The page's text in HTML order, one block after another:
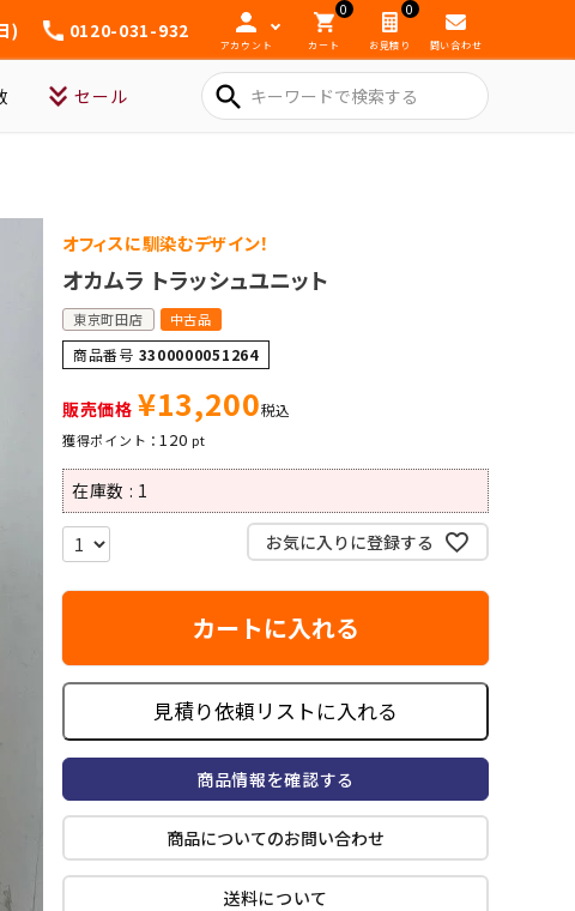
) 0120-031-932
アカウント
0
カート
0
お見積り 問い合わせ
セール search
オフィスに馴染むデザイン！
オカムラ トラッシュユニット
東京町田店 中古品
商品番号 3300000051264
販売価格 ¥13,200税込
120
在庫数 1
お気に入りに登録する
カートに入れる
見積り依頼リストに入れる
商品情報を確認する
商品についてのお問い合わせ
送料について